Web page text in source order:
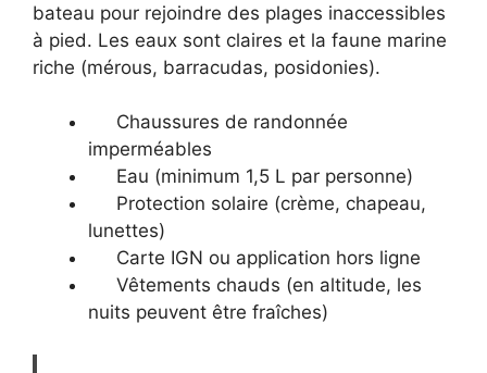
bateau pour rejoindre des plages inaccessibles
à pied. Les eaux sont claires et la faune marine
riche (mérous, barracudas, posidonies).
Chaussures de randonnée
imperméables
Eau (minimum 1,5 L par personne)
Protection solaire (crème, chapeau,
lunettes)
Carte IGN ou application hors ligne
Vêtements chauds (en altitude, les
nuits peuvent être fraîches)